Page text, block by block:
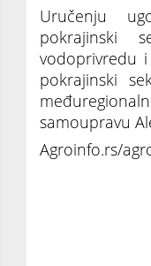
Uručenju
pokrajinski
vodoprivredu
pokrajinski
samoupravu
Agroinfo.rs/